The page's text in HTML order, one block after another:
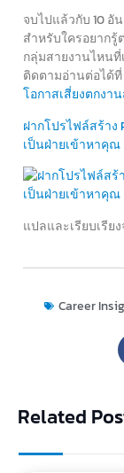
จบไปแล้วกับ 10 อั
สำหรับใครอยากรู้
กลุ่มสายงานไหนที่
ติดตามอ่านต่อได้ที่
โอกาสเสี่ยงตกงา
ฝากโปรไฟล์สร้าง
เป็นฝ่ายเข้าหาคุณ
แปลและเรียบเรียง
Career
Related